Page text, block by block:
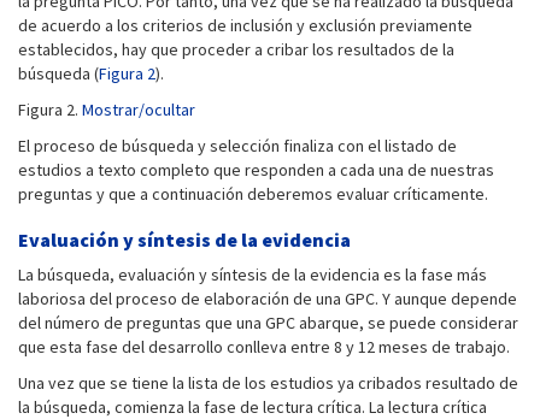
de acuerdo a los criterios de inclusión y exclusión previamente
establecidos, hay que proceder a cribar los resultados de la
búsqueda (Figura 2).
Figura 2. Mostrar/ocultar
El proceso de búsqueda y selección finaliza con el listado de
estudios a texto completo que responden a cada una de nuestras
preguntas y que a continuación deberemos evaluar críticamente.
Evaluación y síntesis de la evidencia
La búsqueda, evaluación y síntesis de la evidencia es la fase más
laboriosa del proceso de elaboración de una GPC. Y aunque depende
del número de preguntas que una GPC abarque, se puede considerar
que esta fase del desarrollo conlleva entre 8 y 12 meses de trabajo.
Una vez que se tiene la lista de los estudios ya cribados resultado de
la búsqueda, comienza la fase de lectura crítica. La lectura crítica